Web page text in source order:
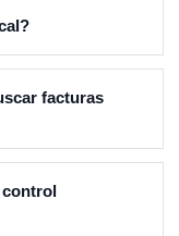
facturas
control